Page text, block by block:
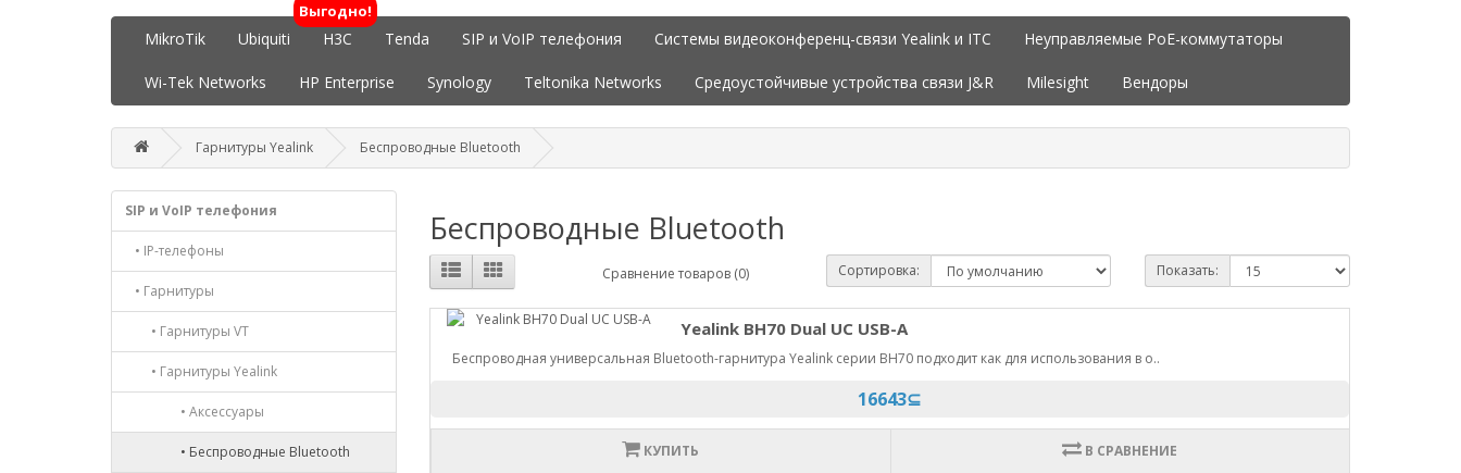
MikroTik Ubiquiti
Выгодно!
H3C Tenda SIP и VoIP телефония Системы видеоконференц-связи Yealink и ITC Неуправляемые PoE-коммутаторы
Wi-Tek Networks HP Enterprise Synology Teltonika Networks Средоустойчивые устройства связи J&R Milesight Вендоры
Гарнитуры Yealink Беспроводные Bluetooth
SIP и VoIP телефония
• IP-телефоны
• Гарнитуры
• Гарнитуры VT
• Гарнитуры Yealink
• Аксессуары
• Беспроводные Bluetooth
Беспроводные Bluetooth
Сравнение товаров (0) Сортировка: Показать:
Yealink BH70 Dual UC USB-A
Беспроводная универсальная Bluetooth-гарнитура Yealink серии BH70 подходит как для использования в о..
16643⊆
КУПИТЬ В СРАВНЕНИЕ